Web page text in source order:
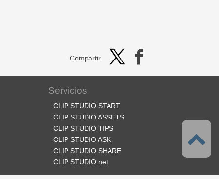
Compartir
Servicios
CLIP STUDIO START
CLIP STUDIO ASSETS
CLIP STUDIO TIPS
CLIP STUDIO ASK
CLIP STUDIO SHARE
CLIP STUDIO.net